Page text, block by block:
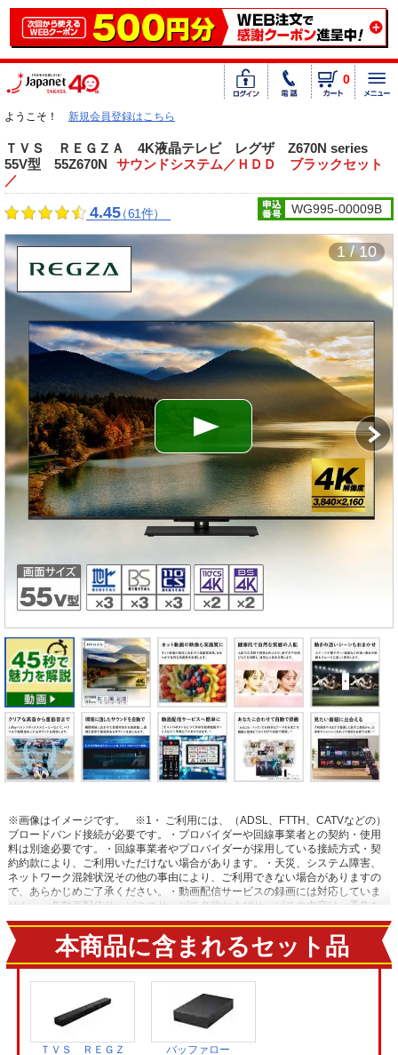
0
ようこそ！ 新規会員登録はこちら
ＴＶＳ ＲＥＧＺＡ 4K液晶テレビ レグザ Z670N series
55V型 55Z670N
サウンドシステム／ＨＤＤ ブラックセット
／
4.45（61件） WG995-00009B
1 / 10
※画像はイメージです。
※1・ ご利用には、（ADSL、FTTH、CATVなどの）
ブロードバンド接続が必要です。・プロバイダーや回線事業者との契約・使用
料は別途必要です。・回線事業者やプロバイダーが採用している接続方式・契
約約款により、ご利用いただけない場合があります。・天災、システム障害、
ネットワーク混雑状況その他の事由により、ご利用できない場合がありますの
で、あらかじめご了承ください。・動画配信サービスの録画には対応していま
せん。・各動画配信サービスのサービス名称およびサービスの内容は、予告な
く変更・終了する場合があります。
※2【おまかせ録画に関するご注意】・
USBハードディスク接続時に対応しています。・ ご利用にはインターネットへ
の接続環境が必要です。詳しくは、メーカーHPの[ネットワークに関するご注
意] をご覧ください。・ おまかせ録画は、「みるコレ パック」でお好きなテー
す。・ おまかせ録画された番組は、おまかせ録画用に設定したハードディスク
領域の空き容量によって、古い順番から自動で削除されます。保存しておきた
い番組は、おまかせ録画する前に通常録画予約に変更したり、録画された番組
できない番組や、おまかせ録画予約対象の番組でも、通常予約や視聴予約など
本商品に含まれるセット品
ＴＶＳ ＲＥＧＺ
バッファロー